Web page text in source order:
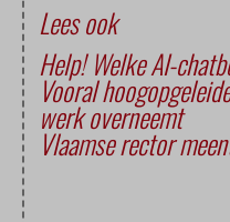
Lees ook
Help! Welke AI-
Vooral
werk overneemt
Vlaamse rector